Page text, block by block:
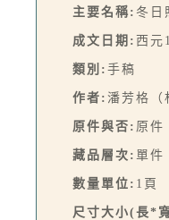
主要名稱: 冬日
成文日期: 西元
類別: 手稿
作者: 潘芳格（
原件與否: 原件
藏品層次: 單件
數量單位: 1頁
尺寸大小(長*